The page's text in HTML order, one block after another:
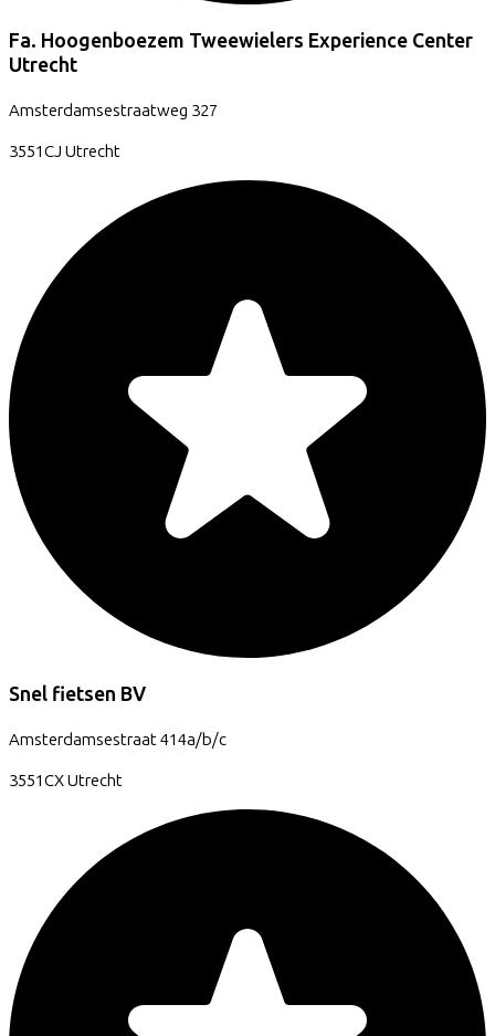
Fa. Hoogenboezem Tweewielers Experience Center
Utrecht
Amsterdamsestraatweg 327
3551CJ Utrecht
Snel fietsen BV
Amsterdamsestraat414a/b/c
3551CXUtrecht